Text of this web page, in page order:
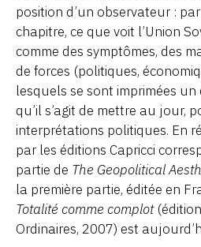
position d’un observateur :
chapitre, ce que voit l’Union
comme des symptômes, des
de forces (politiques,
lesquels se sont imprimées
qu’il s’agit de mettre au jour,
interprétations politiques. En
par les éditions Capricci
partie de The Geopolitical
la première partie, éditée en
Totalité comme complot
Ordinaires, 2007) est